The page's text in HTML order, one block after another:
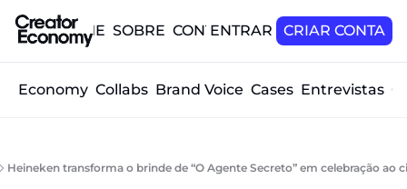
HOME SOBRE CONTATOENTRAR CRIAR CONTA
Economy Collabs Brand Voice Cases Entrevistas
Heineken transforma o brinde de “O Agente Secreto” em celebração ao